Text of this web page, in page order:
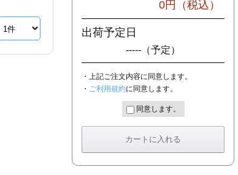
0円（税込）
出荷予定日
----- （予定）
・上記ご注文内容に同意します。
・ ご利用規約に同意します。
同意します。